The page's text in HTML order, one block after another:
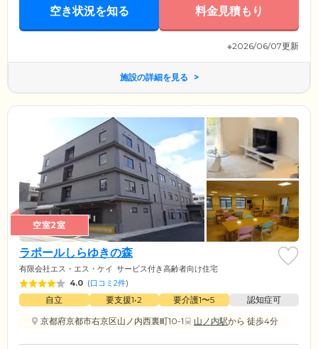
空き状況を知る 料金見積もり
※2026/06/07更新
施設の詳細を見る
空室2室
ラポールしらゆきの森
有限会社エス・エス・ケイ サービス付き高齢者向け住宅
4.0 (口コミ2件)
自立 要支援1•2 要介護1〜5
認知症可
京都府京都市右京区山ノ内西裏町10-1
山ノ内駅から 徒歩4分